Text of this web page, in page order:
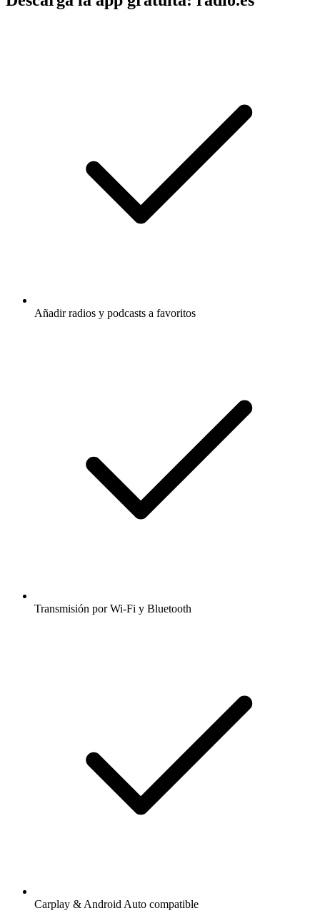
Añadir radios y podcasts a favoritos
Transmisión por Wi-Fi y Bluetooth
Carplay & Android Auto compatible